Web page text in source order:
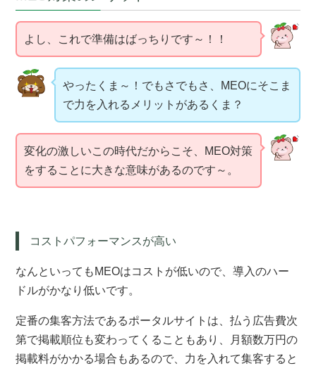
よし、これで準備はばっちりです～！！
やったくま～！ でもさでもさ、MEOにそこま
で力を入れるメリットがあるくま？
変化の激しいこの時代だからこそ、MEO対策
をすることに大きな意味があるのです～。
コストパフォーマンスが高い
なんといってもMEOはコストが低いので、導入のハー
ドルがかなり低いです。
定番の集客方法であるポータルサイトは、払う広告費次
第で掲載順位も変わってくることもあり、月額数万円の
掲載料がかかる場合もあるので、力を入れて集客すると